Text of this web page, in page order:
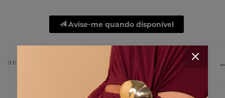
Avise-me quando disponível
descrição do produto